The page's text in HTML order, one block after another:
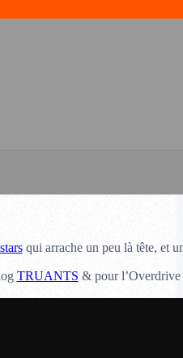
qui arrache un peu là tête, et
TRUANTS & pour l’Overdrive